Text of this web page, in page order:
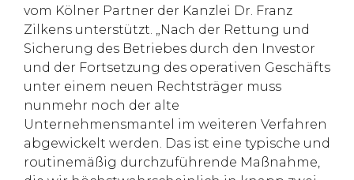
vom Kölner Partner der Kanzlei Dr. Franz
Zilkens unterstützt. „Nach der Rettung und
Sicherung des Betriebes durch den Investor
und der Fortsetzung des operativen Geschäfts
unter einem neuen Rechtsträger muss
nunmehr noch der alte
Unternehmensmantel im weiteren Verfahren
abgewickelt werden. Das ist eine typische und
routinemäßig durchzuführende Maßnahme,